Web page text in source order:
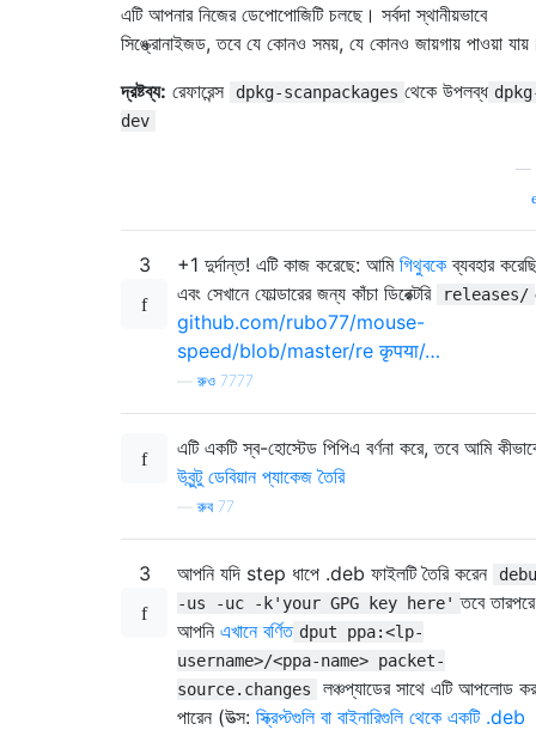
এটি আপনার নিজের ডেপোপোজিটি চলছে। সর্বদা স্থানীয়ভাবে
সিঙ্ক্রোনাইজড, তবে যে কোনও সময়, যে কোনও জায়গায় পাওয়া
দ্রষ্টব্য: রেফারেন্স dpkg-scanpackages থেকে উপলব্ধ
dev
—
3 +1 দুর্দান্ত! এটি কাজ করেছে: আমি গিথুবকে ব্যবহার করেছি
এবং সেখানে ফোল্ডারের জন্য কাঁচা ডিরেক্টরি
releases/
github.com/rubo77/mouse-
speed/blob/master/re कृपया/…
—রুও 7777
এটি একটি স্ব-হোস্টেড পিপিএ বর্ণনা করে, তবে আমি
উবুন্টু ডেবিয়ান প্যাকেজ তৈরি
—রুব 77
3 আপনি যদি step ধাপে .deb ফাইলটি তৈরি করেন
-us -uc -k'your GPG key here' তবে তারপরে
আপনি এখানে বর্ণিত dput ppa:<lp-
username>/<ppa-name> packet-
source.changes
লঞ্চপ্যাডের সাথে এটি আপলোড
পারেন (উত্স: স্ক্রিপ্টগুলি বা বাইনারিগুলি থেকে একটি .deb